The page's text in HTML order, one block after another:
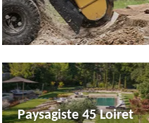
Paysagiste 45 Loiret